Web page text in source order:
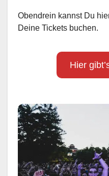
Obendrein kannst Du
Deine Tickets buchen.
Hier